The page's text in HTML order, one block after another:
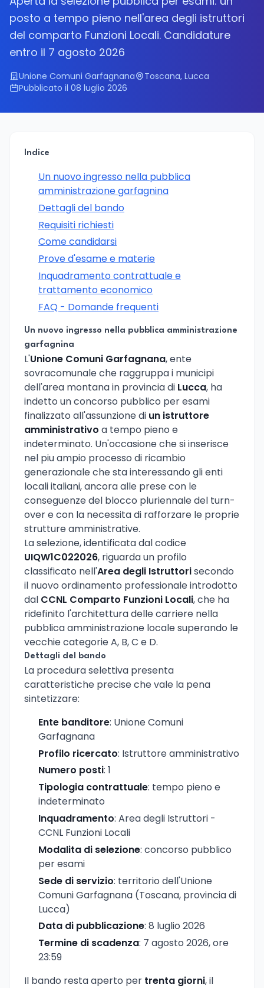
posto a tempo pieno nell'area degli istruttori
del comparto Funzioni Locali. Candidature
entro il 7 agosto 2026
Unione Comuni Garfagnana
Toscana, Lucca
Pubblicato il 08 luglio 2026
Indice
Un nuovo ingresso nella pubblica
amministrazione garfagnina
Dettagli del bando
Requisiti richiesti
Come candidarsi
Prove d'esame e materie
Inquadramento contrattuale e
trattamento economico
FAQ - Domande frequenti
Un nuovo ingresso nella pubblica amministrazione
garfagnina
L'Unione Comuni Garfagnana, ente
sovracomunale che raggruppa i municipi
dell'area montana in provincia di Lucca, ha
indetto un concorso pubblico per esami
finalizzato all'assunzione di un istruttore
amministrativo a tempo pieno e
indeterminato. Un'occasione che si inserisce
nel piu ampio processo di ricambio
generazionale che sta interessando gli enti
locali italiani, ancora alle prese con le
conseguenze del blocco pluriennale del turn-
over e con la necessita di rafforzare le proprie
strutture amministrative.
La selezione, identificata dal codice
UIQW1C022026, riguarda un profilo
classificato nell'Area degli Istruttorisecondo
il nuovo ordinamento professionale introdotto
dal CCNL Comparto Funzioni Locali, che ha
ridefinito l'architettura delle carriere nella
pubblica amministrazione locale superando le
vecchie categorie A, B, C e D.
Dettagli del bando
La procedura selettiva presenta
caratteristiche precise che vale la pena
sintetizzare:
Ente banditore: Unione Comuni
Garfagnana
Profilo ricercato: Istruttore amministrativo
Numero posti: 1
Tipologia contrattuale: tempo pieno e
indeterminato
Inquadramento: Area degli Istruttori -
CCNL Funzioni Locali
Modalita di selezione: concorso pubblico
per esami
Sede di servizio: territorio dell'Unione
Comuni Garfagnana (Toscana, provincia di
Lucca)
Data di pubblicazione: 8 luglio 2026
Termine di scadenza: 7 agosto 2026, ore
23:59
Il bando resta aperto per trenta giorni, il